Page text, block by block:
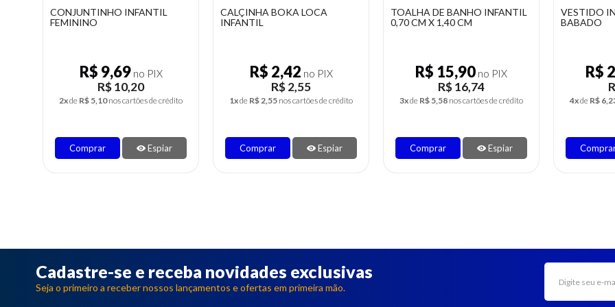
CALÇINHA BOKA LOCA
INFANTIL
R$ 2,42no PIX
R$ 2,55
1xde R$ 2,55 nos cartões de crédito
Comprar Espiar
TOALHA DE BANHO INFANTIL
0,70 CM X 1,40 CM
R$ 15,90no PIX
R$ 16,74
3xde R$ 5,58 nos cartões de crédito
Comprar Espiar
VESTIDO INFANTIL ALGODÃO
BABADO
R$ 23,66 no PIX
R$ 24,90
4xde R$ 6,23 nos cartões de crédito
Comprar Espiar
BIQUÍNI
ESTAMPAS
R$
2xde R$
Cadastre-se e receba novidades exclusivas
Seja o primeiro a receber nossos lançamentos e ofertas em primeira mão.